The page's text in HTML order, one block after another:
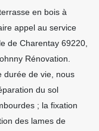
en bois à
appel au service
de Charentay 69220,
Rénovation.
durée de vie, nous
du sol
; la fixation
des lames de